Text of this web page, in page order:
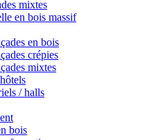
mixtes
en bois massif
en bois
crépies
mixtes
/ halls
bois